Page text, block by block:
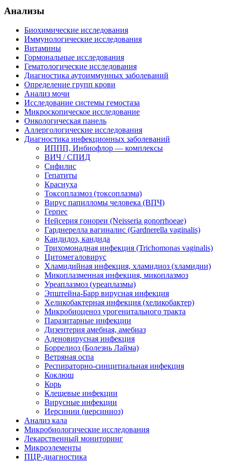
Анализы
Биохимические исследования
Иммунологические исследования
Витамины
Гормональные исследования
Гематологические исследования
Диагностика аутоиммунных заболеваний
Определение групп крови
Анализ мочи
Исследование системы гемостаза
Микроскопическое исследование
Онкологическая панель
Аллергологические исследования
Диагностика инфекционных заболеваний
ИППП, Инбиофлор — комплексы
ВИЧ / СПИД
Сифилис
Гепатиты
Краснуха
Токсоплазмоз (токсоплазма)
Вирус папилломы человека (ВПЧ)
Герпес
Нейсерия гонореи (Neisseria gonorrhoeae)
Гарднерелла вагиналис (Gardnerella vaginalis)
Кандидоз, кандида
Трихомонадная инфекция (Trichomonas vaginalis)
Цитомегаловирус
Хламидийная инфекция, хламидиоз (хламидии)
Микоплазменная инфекция, микоплазмоз
Уреаплазмоз (уреаплазмы)
Эпштейна-Барр вирусная инфекция
Хеликобактерная инфекция (хеликобактер)
Микробиоценоз урогенитального тракта
Паразитарные инфекции
Дизентерия амебная, амебиаз
Аденовирусная инфекция
Боррелиоз (Болезнь Лайма)
Ветряная оспа
Респираторно-синцитиальная инфекция
Коклюш
Корь
Клещевые инфекции
Вирусные инфекции
Иерсинии (иерсиниоз)
Анализ кала
Микробиологические исследования
Лекарственный мониторинг
Микроэлементы
ПЦР-диагностика